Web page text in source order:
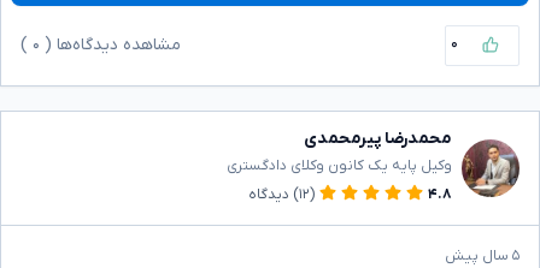
۰ مشاهده دیدگاه‌ها ( ۰
محمدرضا پیرمحمدی
وکیل پایه یک کانون وکلای دادگستری
۴.۸
(۱۲) دیدگاه
۵ سال پیش